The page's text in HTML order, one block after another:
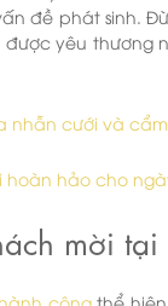
đề phát sinh.
yêu thương
nhẫn cưới và
hảo cho
mời